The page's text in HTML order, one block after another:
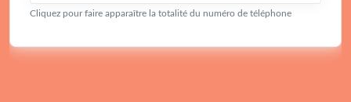
Cliquez pour faire apparaître la totalité du numéro de téléphone